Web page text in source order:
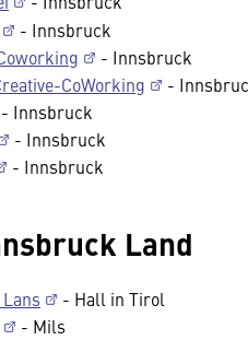
- Innsbruck
- Innsbruck
CoWorking
-
- Innsbruck
- Innsbruck
- Innsbruck
Land
- Hall in Tirol
- Mils